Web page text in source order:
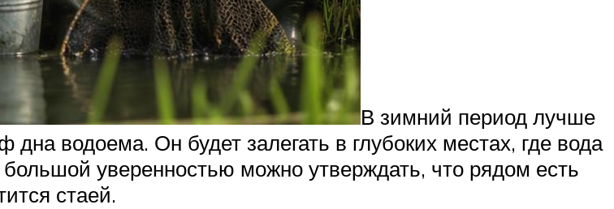
В зимний период лучше
водоема. Он будет залегать в глубоких местах, где вода
уверенностью можно утверждать, что рядом есть
стаей.